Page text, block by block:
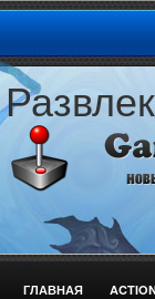
ГЛАВНАЯ